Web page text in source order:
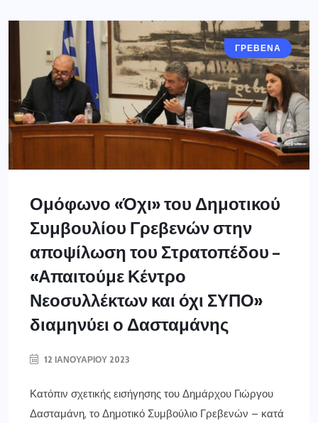
ΓΡΕΒΕΝΑ
Ομόφωνο «Όχι» του Δημοτικού
Συμβουλίου Γρεβενών στην
αποψίλωση του Στρατοπέδου –
«Απαιτούμε Κέντρο
Νεοσυλλέκτων και όχι ΣΥΠΟ»
διαμηνύει ο Δασταμάνης
12 ΙΑΝΟΥΑΡΊΟΥ 2023
Κατόπιν σχετικής εισήγησης του Δημάρχου Γιώργου
Δασταμάνη, το Δημοτικό Συμβούλιο Γρεβενών – κατά